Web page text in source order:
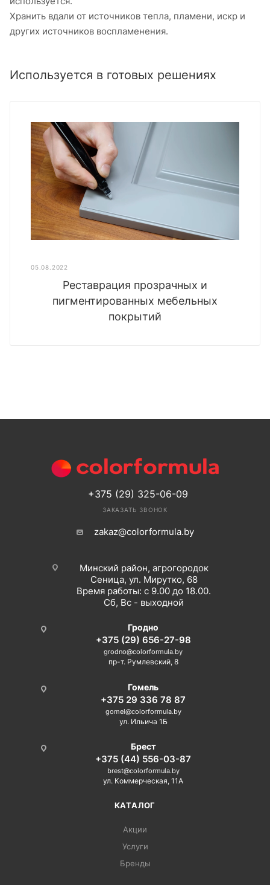
Хранить вдали от источников тепла, пламени, искр и
других источников воспламенения.
Используется в готовых решениях
05.08.2022
Реставрация прозрачных и
пигментированных мебельных
покрытий
+375 (29) 325-06-09
ЗАКАЗАТЬ ЗВОНОК
zakaz@colorformula.by
Минский район, агрогородок
Сеница, ул. Мирутко, 68
Время работы: с 9.00 до 18.00.
Сб, Вс - выходной
Гродно
+375 (29) 656-27-98
grodno@colorformula.by
пр-т. Румлевский, 8
Гомель
+375 29 336 78 87
gomel@colorformula.by
ул. Ильича 1Б
Брест
+375 (44) 556-03-87
brest@colorformula.by
ул. Коммерческая, 11А
КАТАЛОГ
Акции
Услуги
Бренды